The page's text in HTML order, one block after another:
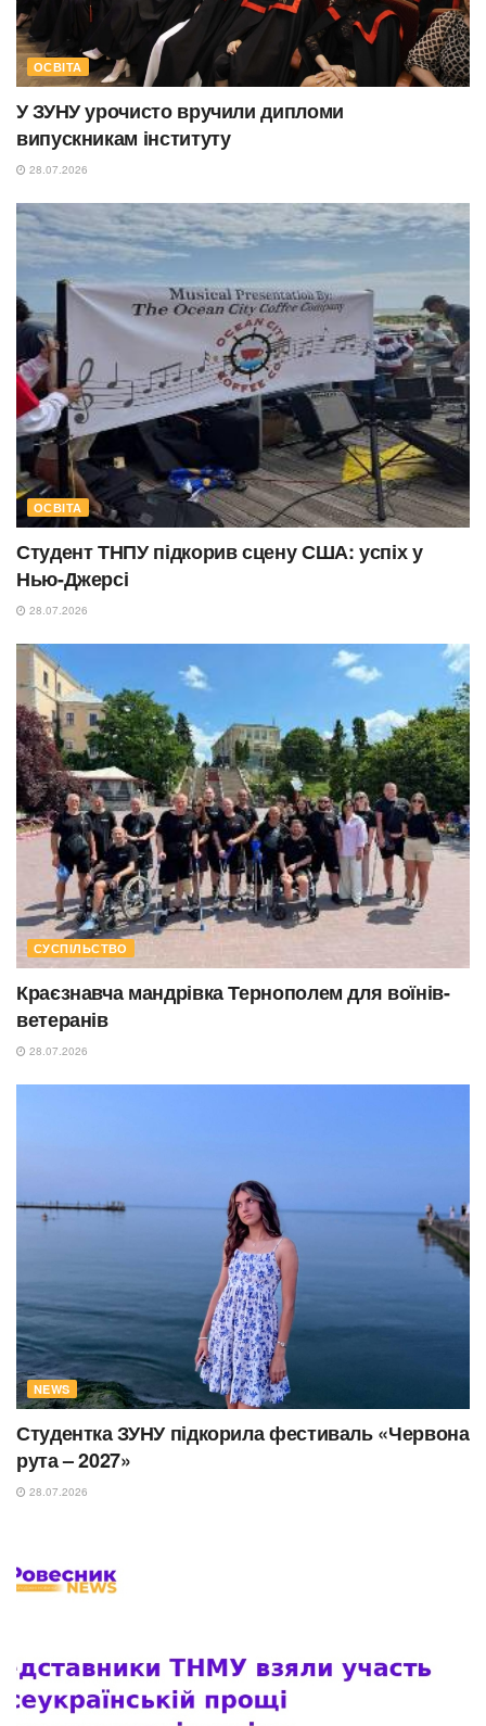
ОСВІТА
У ЗУНУ урочисто вручили дипломи
випускникам інституту
28.07.2026
ОСВІТА
Студент ТНПУ підкорив сцену США: успіх у
Нью-Джерсі
28.07.2026
СУСПІЛЬСТВО
Краєзнавча мандрівка Тернополем для воїнів-
ветеранів
28.07.2026
NEWS
Студентка ЗУНУ підкорила фестиваль «Червона
рута – 2027»
28.07.2026